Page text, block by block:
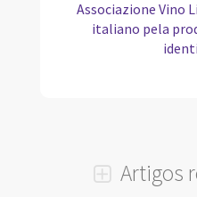
Associazione Vino
italiano pela
Artigos